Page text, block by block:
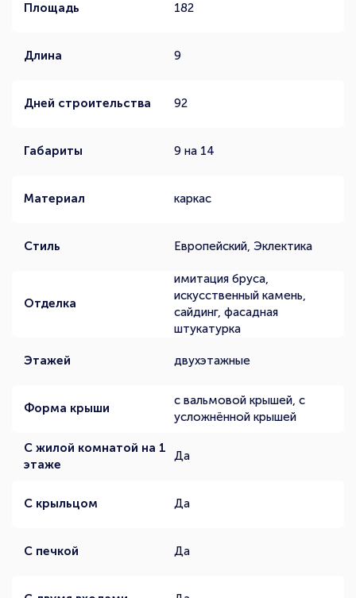
Площадь 182
Длина 9
Дней строительства 92
Габариты 9 на 14
Материал каркас
Стиль Европейский, Эклектика
Отделка
имитация бруса,
искусственный камень,
сайдинг, фасадная
штукатурка
Этажей двухэтажные
Форма крыши
с вальмовой крышей, с
усложнённой крышей
С жилой комнатой на 1
этаже
Да
С крыльцом Да
С печкой Да